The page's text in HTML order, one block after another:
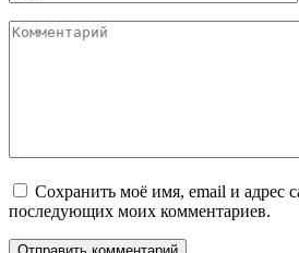
Комментарий
Сохранить моё имя, email и адрес
последующих моих комментариев.